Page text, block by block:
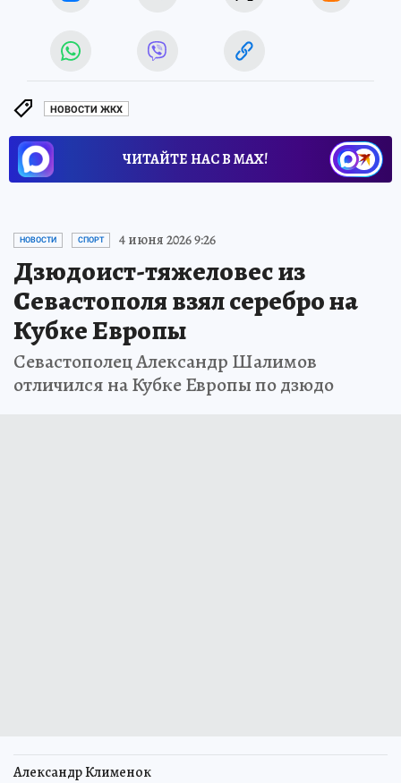
НОВОСТИ ЖКХ
ЧИТАЙТЕ НАС В МАХ!
НОВОСТИ СПОРТ 4 июня 2026 9:26
Дзюдоист-тяжеловес из
Севастополя взял серебро на
Кубке Европы
Севастополец Александр Шалимов
отличился на Кубке Европы по дзюдо
Александр Клименок